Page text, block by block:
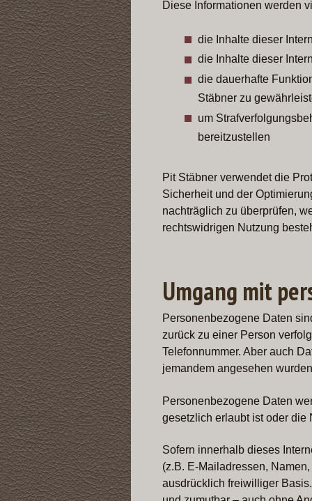
Diese Informationen werden
die Inhalte dieser
die Inhalte dieser
die dauerhafte
Stäbner zu
um
bereitzustellen
Pit Stäbner verwendet die
Sicherheit und der
nachträglich zu überprüfen,
rechtswidrigen Nutzung
Umgang mit
Personenbezogene Daten
zurück zu einer Person
Telefonnummer. Aber auch
jemandem angesehen
Personenbezogene Daten
gesetzlich erlaubt ist oder
Sofern innerhalb dieses
(z.B. E-Mailadressen,
ausdrücklich freiwilliger